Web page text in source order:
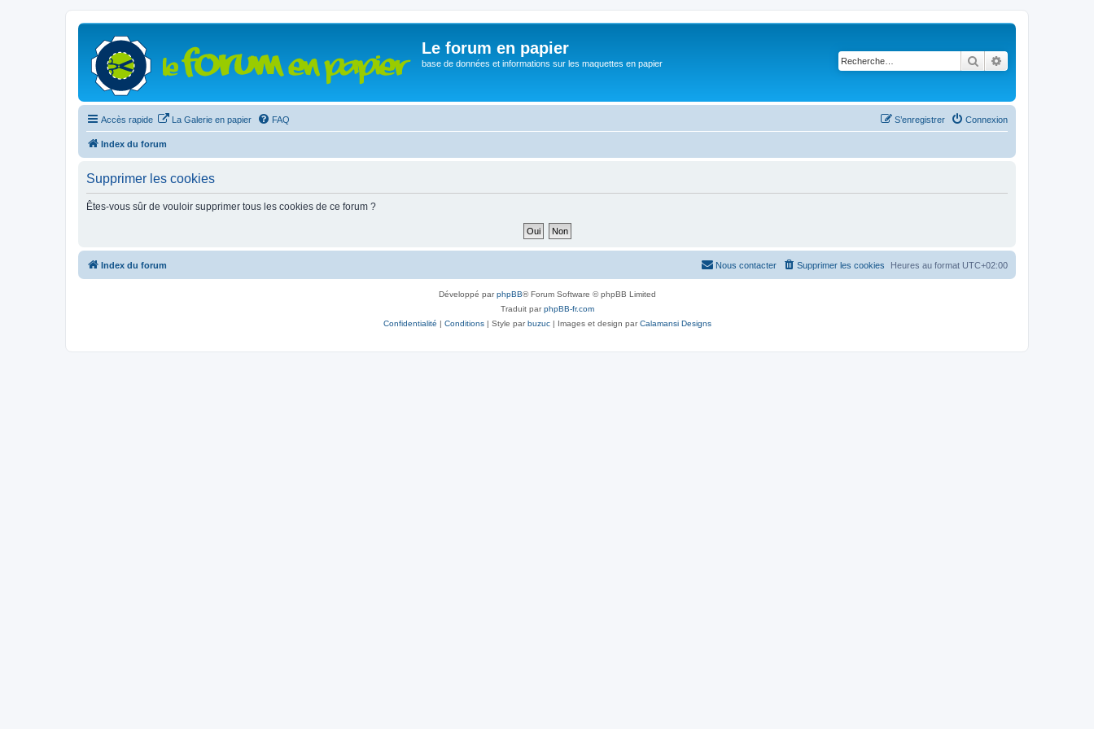
Le forum en papier
base de données et informations sur les maquettes en papier Rechercher
Accès rapide La Galerie en papier FAQ Connexion
S’enregistrer
Index du forum
Supprimer les cookies
Êtes-vous sûr de vouloir supprimer tous les cookies de ce forum ?
Index du forum Heures au format UTC+02:00
Supprimer les cookies
Nous contacter
Développé parphpBB® Forum Software © phpBB Limited
Traduit parphpBB-fr.com
Confidentialité | Conditions| Style parbuzuc| Images et design parCalamansi Designs